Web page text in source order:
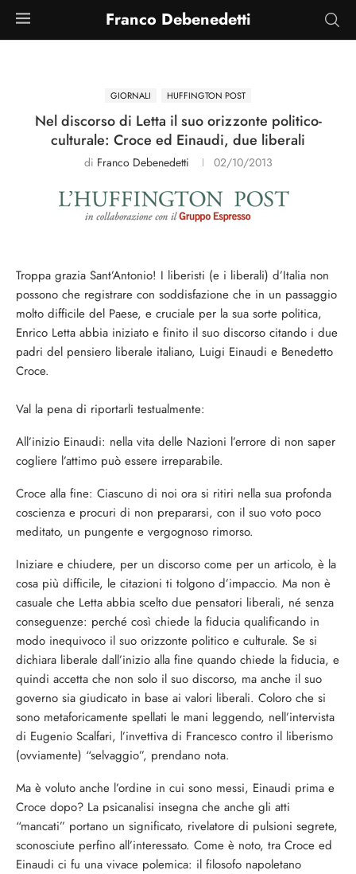
Franco Debenedetti
GIORNALI HUFFINGTON POST
Nel discorso di Letta il suo orizzonte politico-
culturale: Croce ed Einaudi, due liberali
di Franco Debenedetti 02/10/2013
Troppa grazia Sant’Antonio! I liberisti (e i liberali) d’Italia non
possono che registrare con soddisfazione che in un passaggio
molto difficile del Paese, e cruciale per la sua sorte politica,
Enrico Letta abbia iniziato e finito il suo discorso citando i due
padri del pensiero liberale italiano, Luigi Einaudi e Benedetto
Croce.
Val la pena di riportarli testualmente:
All’inizio Einaudi: nella vita delle Nazioni l’errore di non saper
cogliere l’attimo può essere irreparabile.
Croce alla fine: Ciascuno di noi ora si ritiri nella sua profonda
coscienza e procuri di non prepararsi, con il suo voto poco
meditato, un pungente e vergognoso rimorso.
Iniziare e chiudere, per un discorso come per un articolo, è la
cosa più difficile, le citazioni ti tolgono d’impaccio. Ma non è
casuale che Letta abbia scelto due pensatori liberali, né senza
conseguenze: perché così chiede la fiducia qualificando in
modo inequivoco il suo orizzonte politico e culturale. Se si
dichiara liberale dall’inizio alla fine quando chiede la fiducia, e
quindi accetta che non solo il suo discorso, ma anche il suo
governo sia giudicato in base ai valori liberali. Coloro che si
sono metaforicamente spellati le mani leggendo, nell’intervista
di Eugenio Scalfari, l’invettiva di Francesco contro il liberismo
(ovviamente) “selvaggio”, prendano nota.
Ma è voluto anche l’ordine in cui sono messi, Einaudi prima e
Croce dopo? La psicanalisi insegna che anche gli atti
“mancati” portano un significato, rivelatore di pulsioni segrete,
sconosciute perfino all’interessato. Come è noto, tra Croce ed
Einaudi ci fu una vivace polemica: il filosofo napoletano